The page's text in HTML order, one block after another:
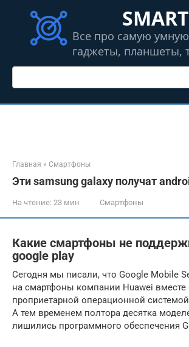
контенту
SMART
Все про самую
гаджеты, планшеты,
Поиск:
Главная » Смартфоны
Эти samsung galaxy получат
На чтение: 23 мин Смартфоны
Какие смартфоны не
google play
Сегодня мы писали, что Google Mobile
на смартфоны компании Huawei вместе
проприетарной операционной
А тем временем полтора десятка
лишились программного обеспечения